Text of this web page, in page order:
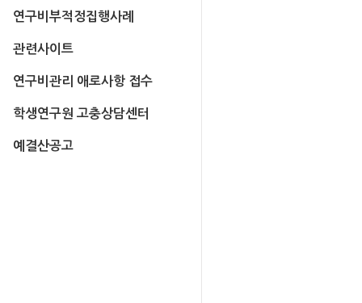
연구비부적정집행사례
관련사이트
연구비관리 애로사항 접수
학생연구원 고충상담센터
예결산공고